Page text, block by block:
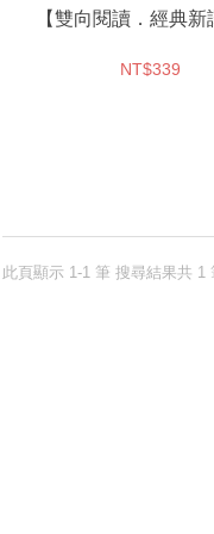
【雙向閱讀．經典新
NT$339
此頁顯示 1-1 筆 搜尋結果共 1